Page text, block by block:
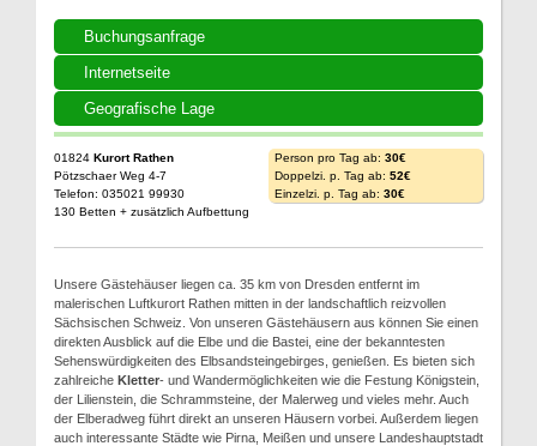
Buchungsanfrage
Internetseite
Geografische Lage
01824 Kurort Rathen
Pötzschaer Weg 4-7
Telefon: 035021 99930
130 Betten + zusätzlich Aufbettung
Person pro Tag ab: 30€
Doppelzi. p. Tag ab: 52€
Einzelzi. p. Tag ab: 30€
Unsere Gästehäuser liegen ca. 35 km von Dresden entfernt im
malerischen Luftkurort Rathen mitten in der landschaftlich reizvollen
Sächsischen Schweiz. Von unseren Gästehäusern aus können Sie einen
direkten Ausblick auf die Elbe und die Bastei, eine der bekanntesten
Sehenswürdigkeiten des Elbsandsteingebirges, genießen. Es bieten sich
zahlreiche Kletter- und Wandermöglichkeiten wie die Festung Königstein,
der Lilienstein, die Schrammsteine, der Malerweg und vieles mehr. Auch
der Elberadweg führt direkt an unseren Häusern vorbei. Außerdem liegen
auch interessante Städte wie Pirna, Meißen und unsere Landeshauptstadt